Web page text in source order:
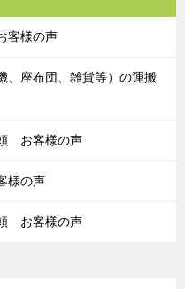
客様の声
、座布団、雑貨等）の運搬
お客様の声
様の声
お客様の声